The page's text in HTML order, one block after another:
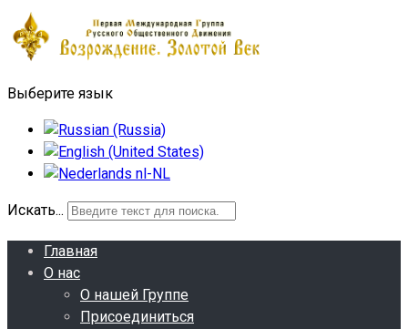
Выберите язык
Искать...
Главная
О нас
О нашей Группе
Присоединиться